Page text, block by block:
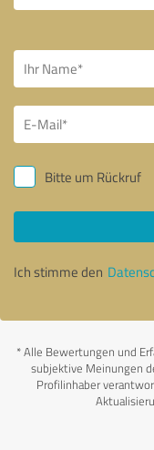
Bitte um Rückruf
Ich stimme den
*Alle Bewertungen und
subjektive Meinungen
Profilinhaber